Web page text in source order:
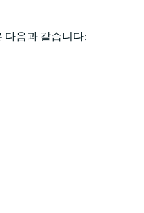
다음과 같습니다: